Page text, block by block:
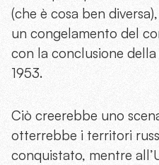
(che è cosa ben
un congelamento del
con la conclusione
1953.
Ciò creerebbe uno
otterrebbe i territori
conquistato, mentre